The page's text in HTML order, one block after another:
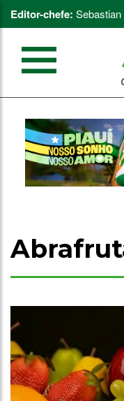
Editor-chefe: